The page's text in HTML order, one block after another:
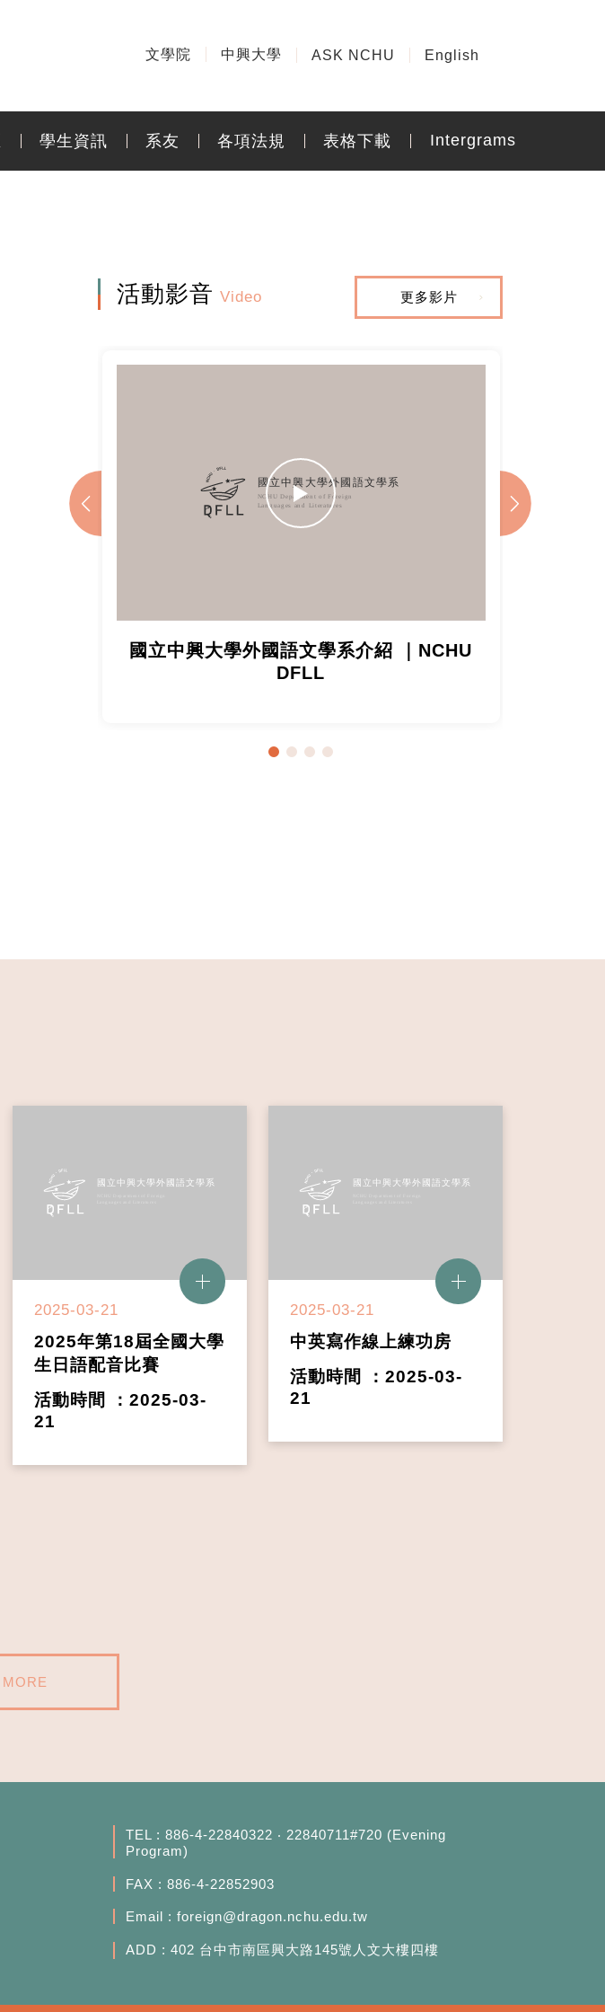
文學院 中興大學 ASK NCHU English
學生資訊 系友 各項法規 表格下載 Intergrams
活動影音 Video 更多影片
國立中興大學外國語文學系介紹 ｜NCHU
DFLL
2025-03-21
2025年第18屆全國大學
生日語配音比賽
21
2025-03-21
中英寫作線上練功房
21
TEL : 886-4-22840322 ‧ 22840711#720 (Evening
Program)
FAX : 886-4-22852903